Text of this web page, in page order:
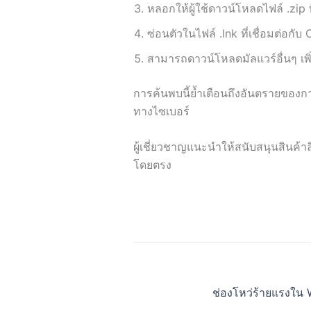
หลอกให้ผู้ใช้ดาวน์โหลดไฟล์ .zip
ซ่อนตัวในไฟล์ .lnk ที่เชื่อมต่อกับ
สามารถดาวน์โหลดมัลแวร์อื่นๆ เ
การค้นพบนี้ย้ำเตือนถึงอันตรายของ
ทางไซเบอร์
ผู้เชี่ยวชาญแนะนำให้สนับสนุนสินค้
โดยตรง